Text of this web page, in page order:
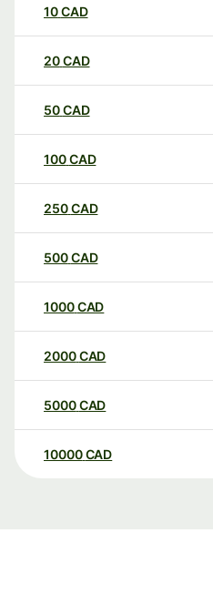
10CAD
20CAD
50CAD
100CAD
250CAD
500CAD
1000CAD
2000CAD
5000CAD
10000 CAD